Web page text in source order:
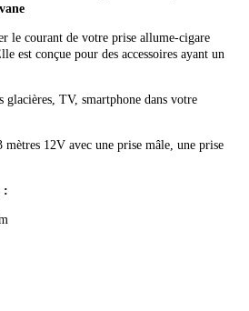
le courant de votre prise allume-cigare
est conçue pour des accessoires ayant un
glacières, TV, smartphone dans votre
mètres 12V avec une prise mâle, une prise
: